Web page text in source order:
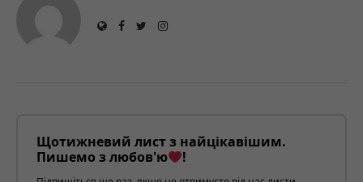
Щотижневий лист з найцікавішим.
Пишемо з любов'ю
!